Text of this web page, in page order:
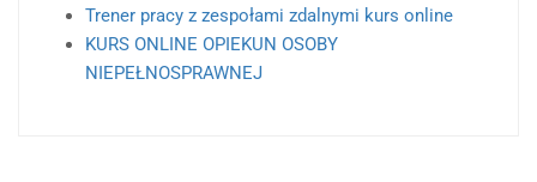
Trener pracy z zespołami zdalnymi kurs online
KURS ONLINE OPIEKUN OSOBY
NIEPEŁNOSPRAWNEJ